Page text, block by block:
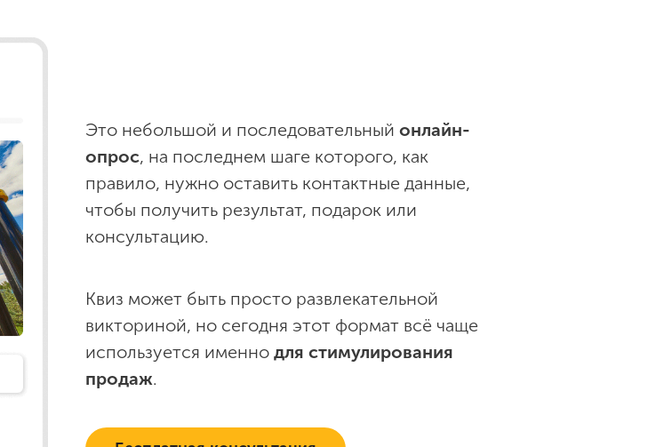
Это небольшой и последовательный онлайн-
опрос, на последнем шаге которого, как
правило, нужно оставить контактные данные,
чтобы получить результат, подарок или
консультацию.
Квиз может быть просто развлекательной
викториной, но сегодня этот формат всё чаще
используется именно для стимулирования
продаж.